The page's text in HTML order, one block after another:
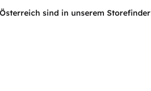
sind in unserem Storefinder